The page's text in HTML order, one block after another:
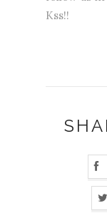
Kss!!